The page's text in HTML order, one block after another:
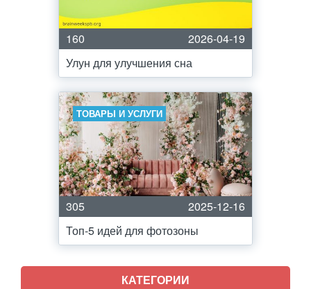
160
2026-04-19
Улун для улучшения сна
ТОВАРЫ И УСЛУГИ
305
2025-12-16
Топ-5 идей для фотозоны
КАТЕГОРИИ